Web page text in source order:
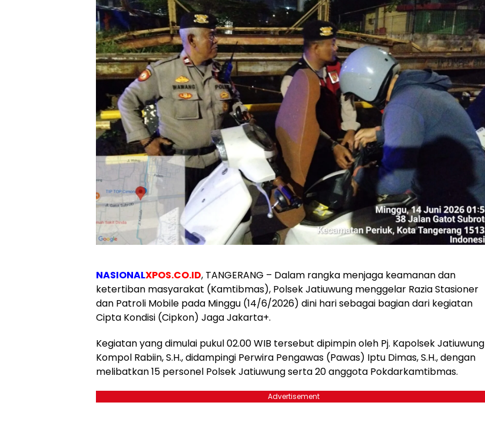
NASIONALXPOS.CO.ID, TANGERANG – Dalam rangka menjaga keamanan dan
ketertiban masyarakat (Kamtibmas), Polsek Jatiuwung menggelar Razia Stasioner
dan Patroli Mobile pada Minggu (14/6/2026) dini hari sebagai bagian dari kegiatan
Cipta Kondisi (Cipkon) Jaga Jakarta+.
Kegiatan yang dimulai pukul 02.00 WIB tersebut dipimpin oleh Pj. Kapolsek Jatiuwung
Kompol Rabiin, S.H., didampingi Perwira Pengawas (Pawas) Iptu Dimas, S.H., dengan
melibatkan 15 personel Polsek Jatiuwung serta 20 anggota Pokdarkamtibmas.
Advertisement